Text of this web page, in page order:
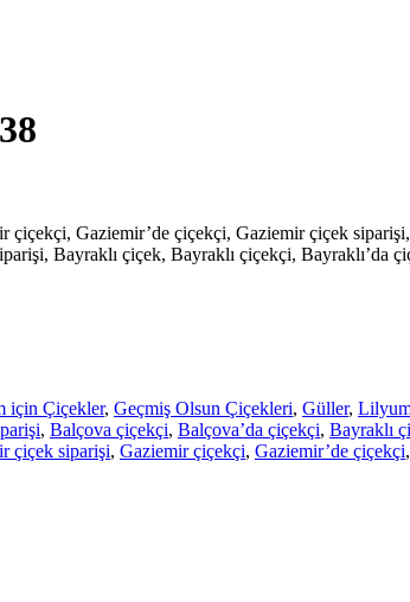
Gaziemir’de çiçekçi, Gaziemir çiçek
Bayraklı çiçek, Bayraklı çiçekçi,
için Çiçekler, Geçmiş Olsun Çiçekleri, Güller,
, Balçova çiçekçi, Balçova’da çiçekçi, Bayraklı
çiçek siparişi, Gaziemir çiçekçi, Gaziemir’de çiçekçi,